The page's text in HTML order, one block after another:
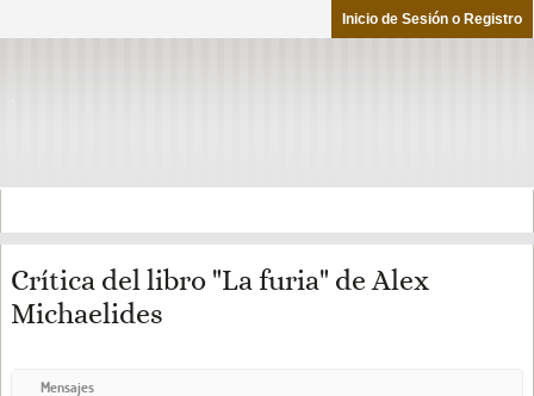
Inicio de Sesión o Registro
Crítica del libro "La furia" de Alex
Michaelides
Mensajes